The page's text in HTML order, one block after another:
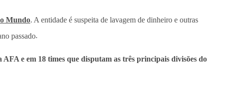
Mundo. A entidade é suspeita de lavagem de dinheiro e outras
passado.
AFA e em 18 times que disputam as três principais divisões do